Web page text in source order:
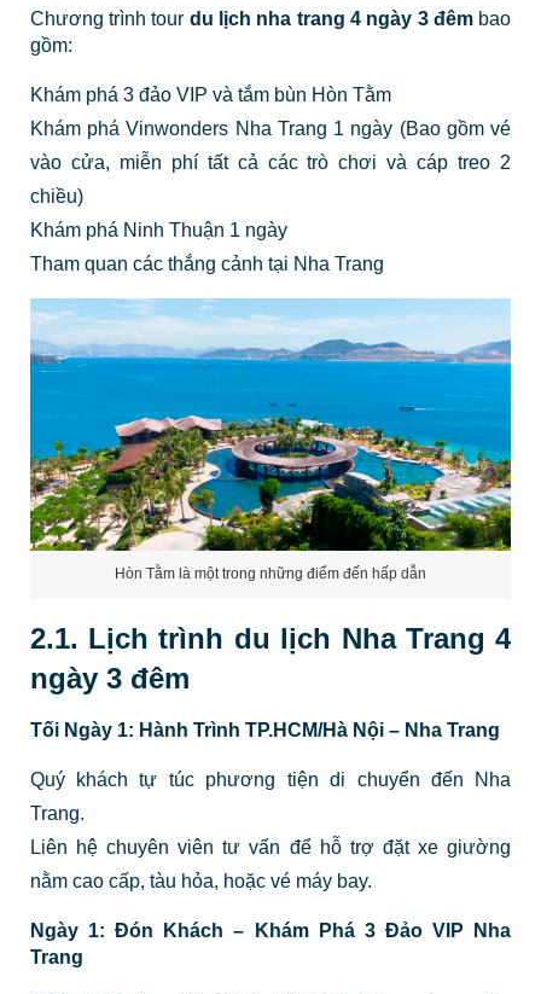
Chương trình tour du lịch nha trang 4 ngày 3 đêm bao
gồm:
Khám phá 3 đảo VIP và tắm bùn Hòn Tằm
Khám phá Vinwonders Nha Trang 1 ngày (Bao gồm vé
vào cửa, miễn phí tất cả các trò chơi và cáp treo 2
chiều)
Khám phá Ninh Thuận 1 ngày
Tham quan các thắng cảnh tại Nha Trang
Hòn Tằm là một trong những điểm đến hấp dẫn
2.1. Lịch trình du lịch Nha Trang 4
ngày 3 đêm
Tối Ngày 1: Hành Trình TP.HCM/Hà Nội – Nha Trang
Quý khách tự túc phương tiện di chuyển đến Nha
Trang.
Liên hệ chuyên viên tư vấn để hỗ trợ đặt xe giường
nằm cao cấp, tàu hỏa, hoặc vé máy bay.
Ngày 1: Đón Khách – Khám Phá 3 Đảo VIP Nha
Trang